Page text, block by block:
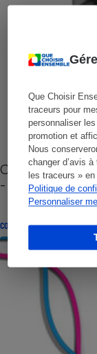
Que Choisir
traceurs pour
personnaliser
promotion et
Nous
changer d’avis
les traceurs »
Politique de
Personnaliser
Cafetière à
- Premières
CONSEILS